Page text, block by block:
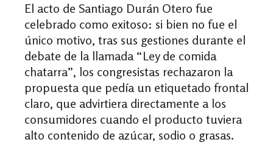
El acto de Santiago Durán Otero fue
celebrado como exitoso: si bien no fue el
único motivo, tras sus gestiones durante el
debate de la llamada “Ley de comida
chatarra”, los congresistas rechazaron la
propuesta que pedía un etiquetado frontal
claro, que advirtiera directamente a los
consumidores cuando el producto tuviera
alto contenido de azúcar, sodio o grasas.